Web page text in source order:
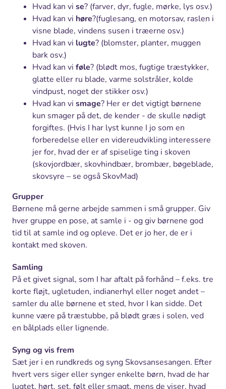
Hvad kan vi se? (farver, dyr, fugle, mørke, lys osv.)
Hvad kan vi høre?(fuglesang, en motorsav, raslen i
visne blade, vindens susen i træerne osv.)
Hvad kan vi lugte? (blomster, planter, muggen
bark osv.)
Hvad kan vi føle? (blødt mos, fugtige træstykker,
glatte eller ru blade, varme solstråler, kolde
vindpust, noget der stikker osv.)
Hvad kan vi smage? Her er det vigtigt børnene
kun smager på det, de kender - de skulle nødigt
forgiftes. (Hvis I har lyst kunne I jo som en
forberedelse eller en videreudvikling interessere
jer for, hvad der er af spiselige ting i skoven
(skovjordbær, skovhindbær, brombær, bøgeblade,
skovsyre – se også SkovMad)
Grupper
Børnene må gerne arbejde sammen i små grupper. Giv
hver gruppe en pose, at samle i - og giv børnene god
tid til at samle ind og opleve. Det er jo her, de er i
kontakt med skoven.
Samling
På et givet signal, som I har aftalt på forhånd – f.eks. tre
korte fløjt, ugletuden, indianerhyl eller noget andet –
samler du alle børnene et sted, hvor I kan sidde. Det
kunne være på træstubbe, på blødt græs i solen, ved
en bålplads eller lignende.
Syng og vis frem
Sæt jer i en rundkreds og syng Skovsansesangen. Efter
hvert vers siger eller synger enkelte børn, hvad de har
lugtet, hørt, set, følt eller smagt, mens de viser, hvad